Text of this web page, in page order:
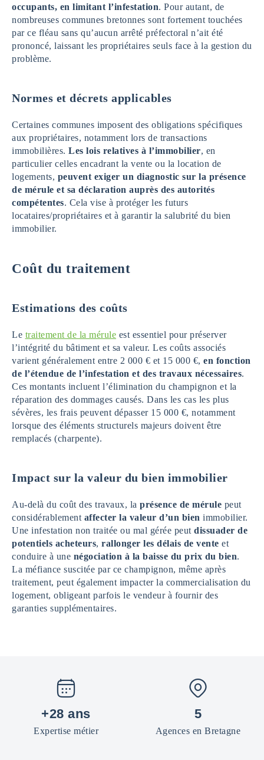
occupants, en limitant l’infestation. Pour autant, de
nombreuses communes bretonnes sont fortement touchées
par ce fléau sans qu’aucun arrêté préfectoral n’ait été
prononcé, laissant les propriétaires seuls face à la gestion du
problème.
Normes et décrets applicables
Certaines communes imposent des obligations spécifiques
aux propriétaires, notamment lors de transactions
immobilières. Les lois relatives à l’immobilier, en
particulier celles encadrant la vente ou la location de
logements, peuvent exiger un diagnostic sur la présence
de mérule et sa déclaration auprès des autorités
compétentes. Cela vise à protéger les futurs
locataires/propriétaires et à garantir la salubrité du bien
immobilier.
Coût du traitement
Estimations des coûts
Le traitement de la mérule est essentiel pour préserver
l’intégrité du bâtiment et sa valeur. Les coûts associés
varient généralement entre 2 000 € et 15 000 €, en fonction
de l’étendue de l’infestation et des travaux nécessaires.
Ces montants incluent l’élimination du champignon et la
réparation des dommages causés. Dans les cas les plus
sévères, les frais peuvent dépasser 15 000 €, notamment
lorsque des éléments structurels majeurs doivent être
remplacés (charpente).
Impact sur la valeur du bien immobilier
Au-delà du coût des travaux, la présence de mérule peut
considérablement affecter la valeur d’un bien immobilier.
Une infestation non traitée ou mal gérée peut dissuader de
potentiels acheteurs, rallonger les délais de vente et
conduire à une négociation à la baisse du prix du bien.
La méfiance suscitée par ce champignon, même après
traitement, peut également impacter la commercialisation du
logement, obligeant parfois le vendeur à fournir des
garanties supplémentaires.
+28 ans
Expertise métier
5
Agences en Bretagne